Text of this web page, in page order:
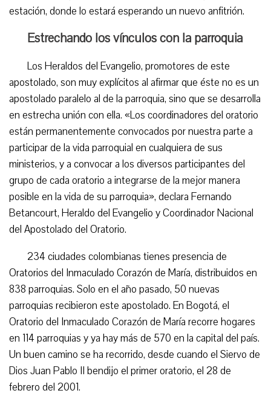
estación, donde lo estará esperando un nuevo anfitrión.
Estrechando los vínculos con la parroquia
Los Heraldos del Evangelio, promotores de este
apostolado, son muy explícitos al afirmar que éste no es un
apostolado paralelo al de la parroquia, sino que se desarrolla
en estrecha unión con ella. «Los coordinadores del oratorio
están permanentemente convocados por nuestra parte a
participar de la vida parroquial en cualquiera de sus
ministerios, y a convocar a los diversos participantes del
grupo de cada oratorio a integrarse de la mejor manera
posible en la vida de su parroquia», declara Fernando
Betancourt, Heraldo del Evangelio y Coordinador Nacional
del Apostolado del Oratorio.
234 ciudades colombianas tienes presencia de
Oratorios del Inmaculado Corazón de María, distribuidos en
838 parroquias. Solo en el año pasado, 50 nuevas
parroquias recibieron este apostolado. En Bogotá, el
Oratorio del Inmaculado Corazón de María recorre hogares
en 114 parroquias y ya hay más de 570 en la capital del país.
Un buen camino se ha recorrido, desde cuando el Siervo de
Dios Juan Pablo II bendijo el primer oratorio, el 28 de
febrero del 2001.